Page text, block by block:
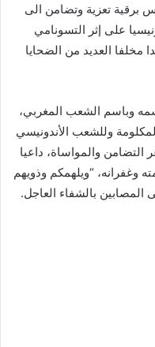
برقية تعزية وتضامن الى
على إثر التسونامي
العديد من الضحايا
وباسم الشعب المغربي،
وللشعب الأندونيسي
والمواساة، داعيا
وغفرانه، “ويلهمكم وذويهم
بالشفاء العاجل.